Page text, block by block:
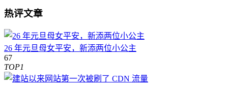
热评文章
26 年元旦母女平安，新添两位小公主
67
TOP1